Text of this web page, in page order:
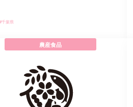
#千葉県
農産食品